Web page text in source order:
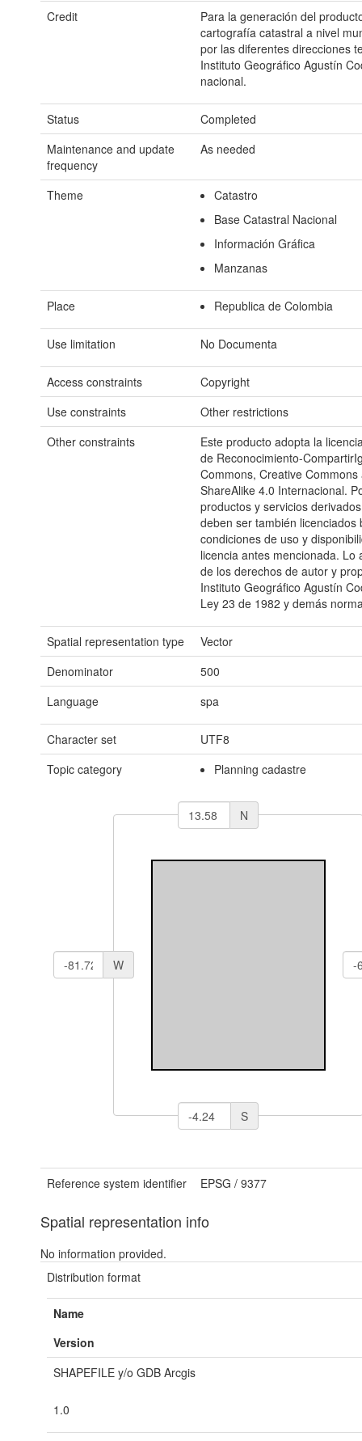
Credit
Para la generación del
cartografía catastral a nivel
por las diferentes direcciones
Instituto Geográfico Agustín
nacional.
Status
Completed
Maintenance and update
frequency
As needed
Theme
Catastro
Base Catastral Nacional
Información Gráfica
Manzanas
Place Republica de Colombia
Use limitation No Documenta
Access constraints
Copyright
Use constraints
Other restrictions
Other constraints
Este producto adopta la
de Reconocimiento-
Commons, Creative
ShareAlike 4.0 Internacional.
productos y servicios
deben ser también licenciados
condiciones de uso y
licencia antes mencionada. Lo
de los derechos de autor y
Instituto Geográfico Agustín
Ley 23 de 1982 y demás
Spatial representation type
Vector
Denominator
500
Language
spa
Character set
UTF8
Topic category
Planning cadastre
N
S
W
Reference system identifier EPSG /9377
Spatial representation info
No information provided.
Distribution format
Name
Version
SHAPEFILE y/o GDB Arcgis
1.0